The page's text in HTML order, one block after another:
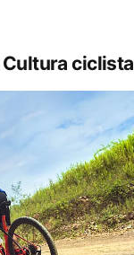
ciclista